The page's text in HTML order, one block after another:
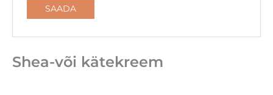
Shea-või kätekreem